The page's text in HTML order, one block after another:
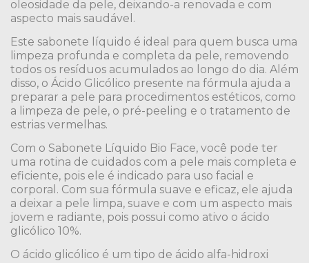
oleosidade da pele, deixando-a renovada e com
aspecto mais saudável.
Este sabonete líquido é ideal para quem busca uma
limpeza profunda e completa da pele, removendo
todos os resíduos acumulados ao longo do dia. Além
disso, o Ácido Glicólico presente na fórmula ajuda a
preparar a pele para procedimentos estéticos, como
a limpeza de pele, o pré-peeling e o tratamento de
estrias vermelhas.
Com o Sabonete Líquido Bio Face, você pode ter
uma rotina de cuidados com a pele mais completa e
eficiente, pois ele é indicado para uso facial e
corporal. Com sua fórmula suave e eficaz, ele ajuda
a deixar a pele limpa, suave e com um aspecto mais
jovem e radiante, pois possui como ativo o ácido
glicólico 10%.
O ácido glicólico é um tipo de ácido alfa-hidroxi